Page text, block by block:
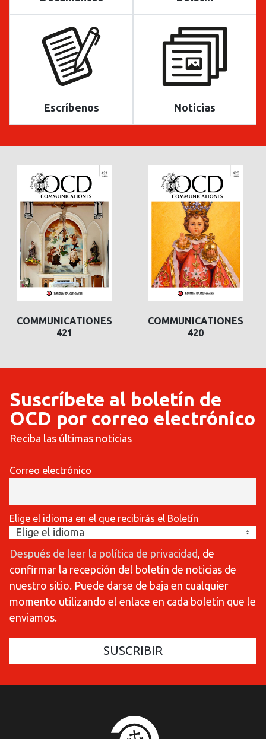
Escríbenos Noticias
COMMUNICATIONES
421
COMMUNICATIONES
420
Suscríbete al boletín de
OCD por correo electrónico
Reciba las últimas noticias
Correo electrónico
Elige el idioma en el que recibirás el Boletín
Después de leer la política de privacidad, de
confirmar la recepción del boletín de noticias de
nuestro sitio. Puede darse de baja en cualquier
momento utilizando el enlace en cada boletín que le
enviamos.